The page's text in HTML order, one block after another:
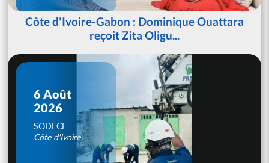
Côte d'Ivoire-Gabon : Dominique Ouattara
reçoit Zita Oligu...
6 Août
2026
SODECI
Côte d'Ivoire